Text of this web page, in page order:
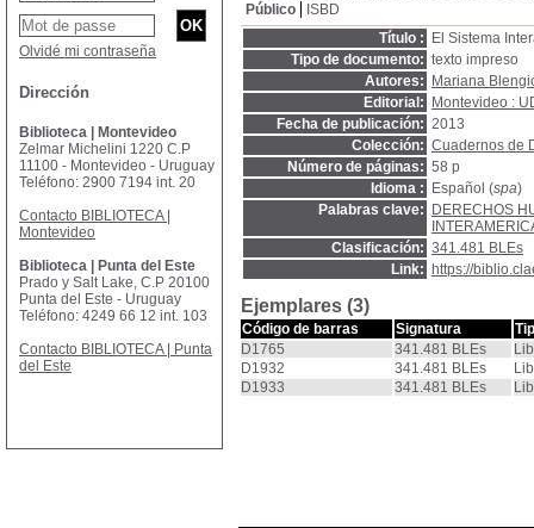
Público
ISBD
Título :
El Sistema
Tipo de documento: texto impreso
Autores:
Mariana
Editorial:
Montevideo :
Fecha de publicación: 2013
Colección: Cuadernos de
Número de páginas: 58 p
Idioma :
Español (spa)
Palabras clave:
DERECHOS
Clasificación: 341.481 BLEs
Link:
https://
Ejemplares (3)
Código de barras Signatura
D1765
341.481 BLEs
D1932
341.481 BLEs
D1933
341.481 BLEs
Olvidé mi contraseña
Dirección
Biblioteca | Montevideo
Zelmar Michelini 1220 C.P
11100 - Montevideo - Uruguay
Teléfono: 2900 7194 int. 20
Contacto BIBLIOTECA |
Montevideo
Biblioteca | Punta del Este
Prado y Salt Lake, C.P 20100
Punta del Este - Uruguay
Teléfono: 4249 66 12 int. 103
Contacto BIBLIOTECA | Punta
del Este